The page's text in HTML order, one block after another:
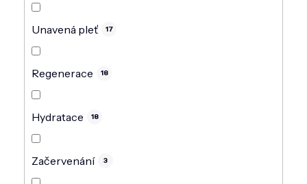
Unavená pleť 17
Regenerace 18
Hydratace 18
Začervenání 3